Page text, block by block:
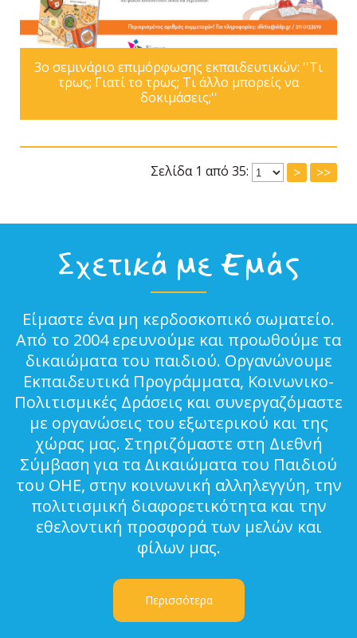
3ο σεμινάριο επιμόρφωσης εκπαιδευτικών: ''Τι
τρως; Γιατί το τρως; Τι άλλο μπορείς να
δοκιμάσεις;''
Σελίδα 1 από 35: > >>
Σχετικά με Εμάς
Είμαστε ένα μη κερδοσκοπικό σωματείο.
Από το 2004 ερευνούμε και προωθούμε τα
δικαιώματα του παιδιού. Οργανώνουμε
Εκπαιδευτικά Προγράμματα, Κοινωνικο-
Πολιτισμικές Δράσεις και συνεργαζόμαστε
με οργανώσεις του εξωτερικού και της
χώρας μας. Στηριζόμαστε στη Διεθνή
Σύμβαση για τα Δικαιώματα του Παιδιού
του ΟΗΕ, στην κοινωνική αλληλεγγύη, την
πολιτισμική διαφορετικότητα και την
εθελοντική προσφορά των μελών και
φίλων μας.
Περισσότερα